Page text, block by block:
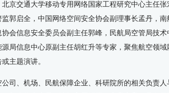
北京交通大学移动专用网络国家工程研究中心主任
监郭启全，中国网络空间安全协会副理事长孟丹，
会信息安全委员会副主任郭峰，民航局空管局技
局信息中心原副主任胡红升等专家，聚焦航空领
主题演讲。
公司、机场、民航保障企业、科研院所的相关负责